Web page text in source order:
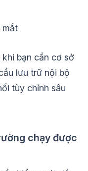
mắt
bạn cần cơ sở
lưu trữ nội bộ
tùy chỉnh sâu
chạy được